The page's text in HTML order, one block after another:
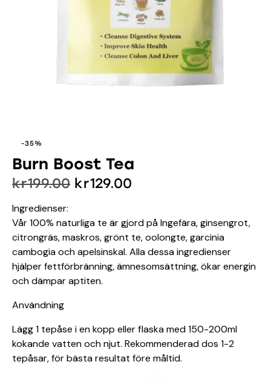
-35%
Burn Boost Tea
kr199.00 kr129.00
Ingredienser:
Vår 100% naturliga te är gjord på Ingefära, ginsengrot,
citrongräs, maskros, grönt te, oolongte, garcinia
cambogia och apelsinskal. Alla dessa ingredienser
hjälper fettförbränning, ämnesomsättning, ökar energin
och dämpar aptiten.
Användning
Lägg 1 tepåse i en kopp eller flaska med 150-200ml
kokande vatten och njut. Rekommenderad dos 1-2
tepåsar, för bästa resultat före måltid.